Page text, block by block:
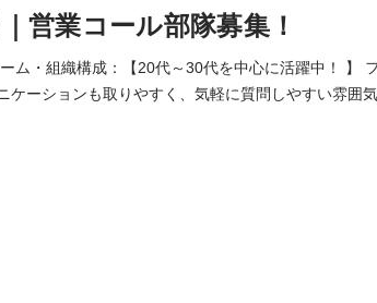
営業コール部隊募集！
ム・組織構成：【20代～30代を中心に活躍中！ 】
ケーションも取りやすく、気軽に質問しやすい雰囲
を出すことも大切にしています。 ・チームで支え